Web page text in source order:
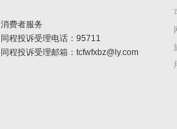
消费者服务
同程投诉受理电话：95711
同程投诉受理邮箱：tcfwfxbz@ly.com